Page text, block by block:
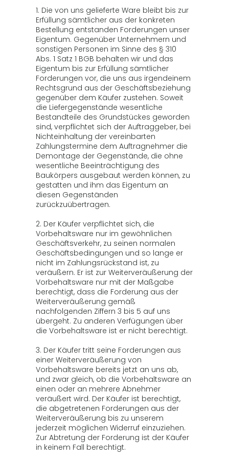
1. Die von uns gelieferte Ware bleibt bis zur
Erfüllung sämtlicher aus der konkreten
Bestellung entstanden Forderungen unser
Eigentum. Gegenüber Unternehmern und
sonstigen Personen im Sinne des § 310
Abs. 1 Satz 1 BGB behalten wir und das
Eigentum bis zur Erfüllung sämtlicher
Forderungen vor, die uns aus irgendeinem
Rechtsgrund aus der Geschäftsbeziehung
gegenüber dem Käufer zustehen. Soweit
die Liefergegenstände wesentliche
Bestandteile des Grundstückes geworden
sind, verpflichtet sich der Auftraggeber, bei
Nichteinhaltung der vereinbarten
Zahlungstermine dem Auftragnehmer die
Demontage der Gegenstände, die ohne
wesentliche Beeinträchtigung des
Baukörpers ausgebaut werden können, zu
gestatten und ihm das Eigentum an
diesen Gegenständen
zurückzuübertragen.
2. Der Käufer verpflichtet sich, die
Vorbehaltsware nur im gewöhnlichen
Geschäftsverkehr, zu seinen normalen
Geschäftsbedingungen und so lange er
nicht im Zahlungsrückstand ist, zu
veräußern. Er ist zur Weiterveräußerung der
Vorbehaltsware nur mit der Maßgabe
berechtigt, dass die Forderung aus der
Weiterveräußerung gemäß
nachfolgenden Ziffern 3 bis 5 auf uns
übergeht. Zu anderen Verfügungen über
die Vorbehaltsware ist er nicht berechtigt.
3. Der Käufer tritt seine Forderungen aus
einer Weiterveräußerung von
Vorbehaltsware bereits jetzt an uns ab,
und zwar gleich, ob die Vorbehaltsware an
einen oder an mehrere Abnehmer
veräußert wird. Der Käufer ist berechtigt,
die abgetretenen Forderungen aus der
Weiterveräußerung bis zu unserem
jederzeit möglichen Widerruf einzuziehen.
Zur Abtretung der Forderung ist der Käufer
in keinem Fall berechtigt.